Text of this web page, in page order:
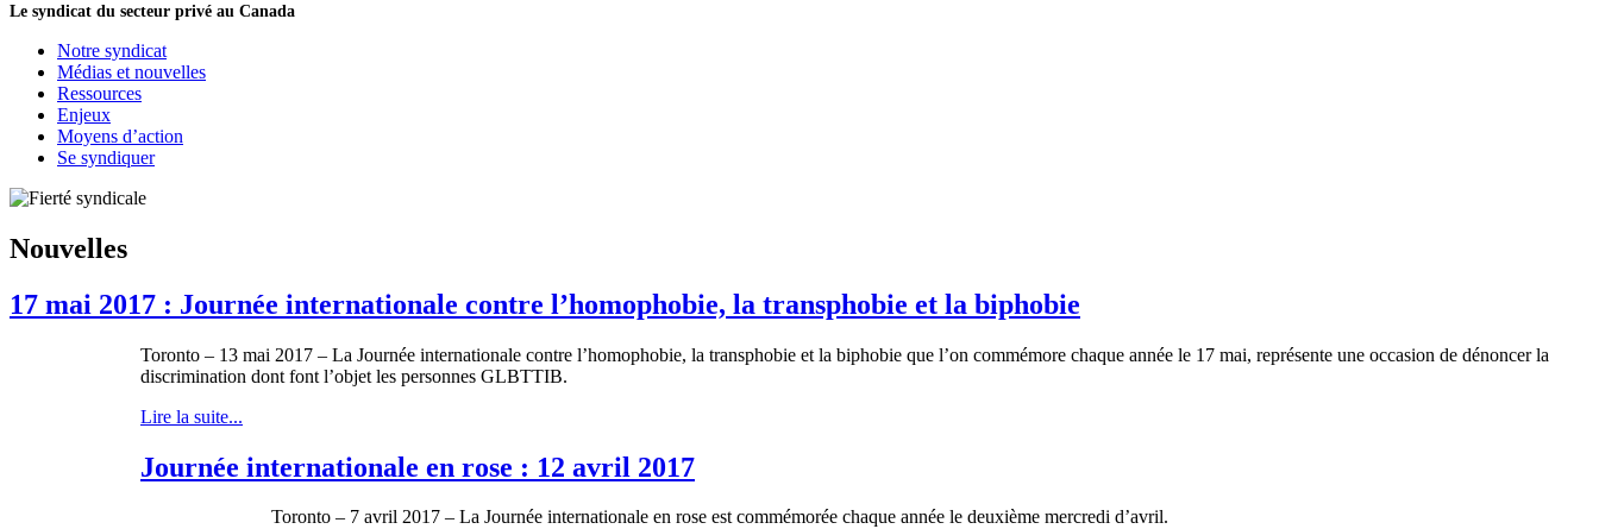
Le syndicat du secteur privé au Canada
Notre syndicat
Médias et nouvelles
Ressources
Enjeux
Moyens d’action
Se syndiquer
Nouvelles
17 mai 2017 : Journée internationale contre l’homophobie, la transphobie et la biphobie
Toronto – 13 mai 2017 – La Journée internationale contre l’homophobie, la transphobie et la biphobie que l’on commémore chaque année le 17 mai, représente une occasion de dénoncer la
discrimination dont font l’objet les personnes GLBTTIB.
Lire la suite...
Journée internationale en rose : 12 avril 2017
Toronto – 7 avril 2017 – La Journée internationale en rose est commémorée chaque année le deuxième mercredi d’avril.